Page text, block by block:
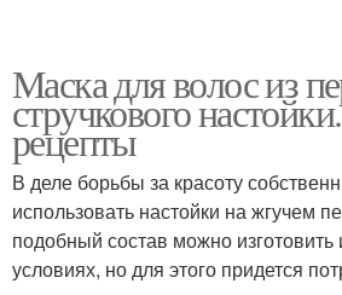
Маска для волос из
стручкового
рецепты
В деле борьбы за красоту
использовать настойки на жгучем
подобный состав можно
условиях, но для этого придется